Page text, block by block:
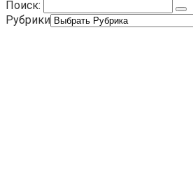
Поиск:
Рубрики